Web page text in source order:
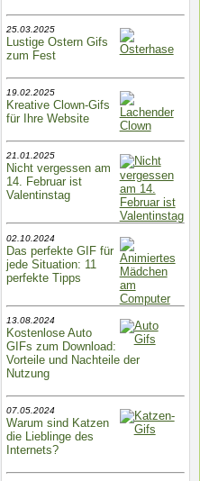
25.03.2025
Lustige Ostern Gifs
zum Fest
19.02.2025
Kreative Clown-Gifs
für Ihre Website
21.01.2025
Nicht vergessen am
14. Februar ist
Valentinstag
02.10.2024
Das perfekte GIF für
jede Situation: 11
perfekte Tipps
13.08.2024
Kostenlose Auto
GIFs zum Download:
Vorteile und Nachteile der
Nutzung
07.05.2024
Warum sind Katzen
die Lieblinge des
Internets?